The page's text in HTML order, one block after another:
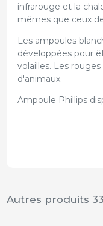
infrarouge et la
mêmes que ceux
Les ampoules
développées pour
volailles. Les
d'animaux.
Ampoule Phillips
Autres produits